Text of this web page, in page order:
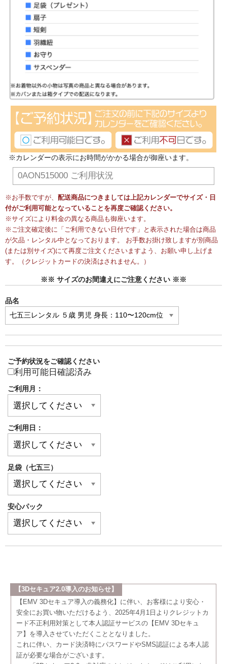
※カレンダーの表示にお時間がかかる場合が御座います。
0AON515000 ご利用状況
※お手数ですが、 配送商品につきましては上記カレンダーでサイズ・日
付がご利用可能となっていることを再度ご確認ください。
※サイズにより料金の異なる商品も御座います。
※ご注文確定後に「ご利用できない日付です」と表示された場合は商品
が欠品・レンタル中となっております。 お手数お掛け致しますが別商品
(または別サイズ)にて再度ご注文くださいますよう、お願い申し上げま
す。（クレジットカードの決済はされません。）
※※ サイズのお間違えにご注意ください ※※
品名
ご予約状況をご確認ください
利用可能日確認済み
ご利用月：
ご利用日：
足袋（七五三）
安心パック
【3Dセキュア2.0導入のお知らせ】
【EMV 3Dセキュア導入の義務化】に伴い、お客様により安心・
安全にお買い物いただけるよう、2025年4月1日よりクレジットカ
ード不正利用対策として本人認証サービスの【EMV 3Dセキュ
ア】を導入させていただくこととなりました。
これに伴い、カード決済時にパスワードやSMS認証による本人認
証が必要な場合がございます。